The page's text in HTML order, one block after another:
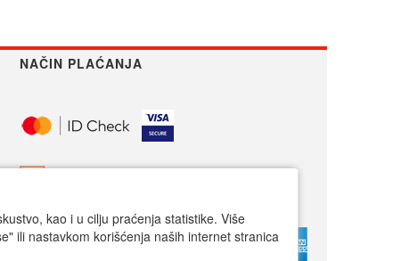
NAČIN PLAĆANJA
kao i u cilju praćenja statistike. Više
ili nastavkom korišćenja naših internet stranica